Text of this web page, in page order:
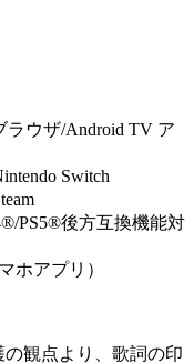
ラウザ/Android TV ア
Switch
PS5®後方互換機能対
ホアプリ）
の観点より、歌詞の印